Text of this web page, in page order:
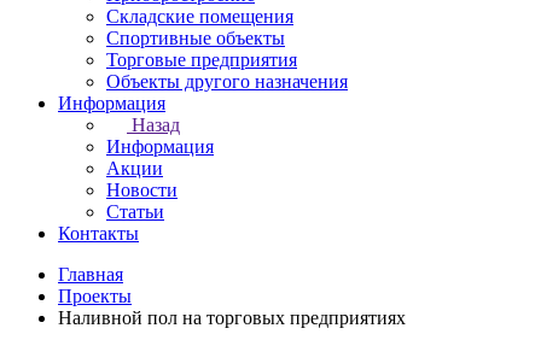
Складские помещения
Спортивные объекты
Торговые предприятия
Объекты другого назначения
Информация
Назад
Информация
Акции
Новости
Статьи
Контакты
Главная
Проекты
Наливной пол на торговых предприятиях